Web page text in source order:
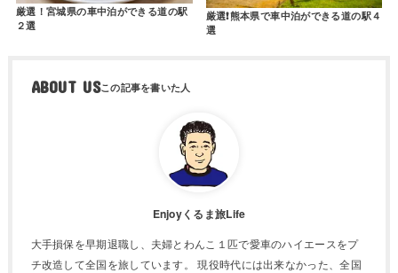
厳選！宮城県の車中泊ができる道の駅
２選
厳選❗️熊本県で車中泊ができる道の駅４
選
ABOUT US
Enjoyくるま旅Life
大手損保を早期退職し、夫婦とわんこ１匹で愛車のハイエースをプ
チ改造して全国を旅しています。 現役時代には出来なかった、全国